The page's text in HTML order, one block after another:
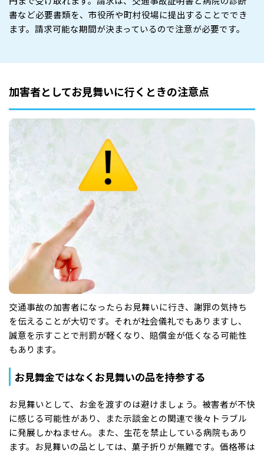
書など必要書類を、市役所や町村役場に提出することででき
ます。請求可能な期間が決まっているので注意が必要です。
加害者としてお見舞いに行くときの注意点
交通事故の加害者になったらお見舞いに行き、謝罪の気持ち
を伝えることが大切です。それが社会儀礼でもありますし、
誠意を示すことで刑罰が軽くなり、賠償金が低くなる可能性
もあります。
お見舞金ではなくお見舞いの品を持参する
お見舞いとして、お金を渡すのは避けましょう。被害者が不快
に感じる可能性があり、また示談金との関連で後々トラブル
に発展しかねません。また、生花を禁止している病院もあり
ます。お見舞いの品としては、菓子折りが無難です。価格帯は